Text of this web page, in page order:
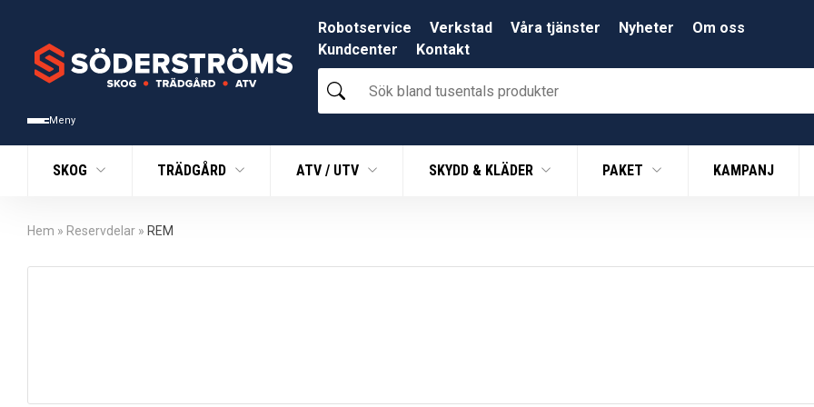
Meny
Robotservice Verkstad Våra tjänster Nyheter
Om oss
Kundcenter
Kontakt
Sök
bland
produkter
SKOG
TRÄDGÅRD ATV / UTV SKYDD & KLÄDER PAKET KAMPANJ
Hem » Reservdelar » REM